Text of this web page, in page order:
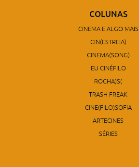
COLUNAS
CINEMA E ALGO MAIS
CIN(ESTREIA)
CINEMA(SONG)
EU CINÉFILO
ROCHA)S(
TRASH FREAK
CINE(FILO)SOFIA
ARTECINES
SÉRIES